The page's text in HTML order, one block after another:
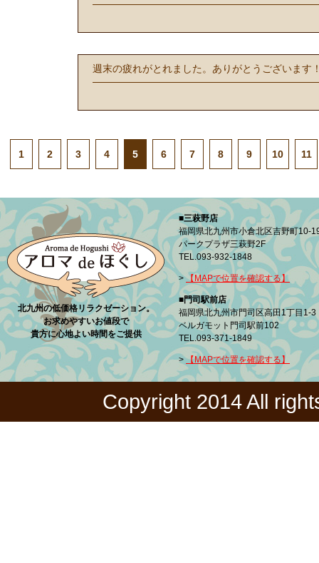
週末の疲れがとれました。ありがとうございます
1 2 3 4 5 6 7 8 9 10 11
北九州の低価格リラクゼーション。
お求めやすいお値段で
貴方に心地よい時間をご提供
■三萩野店
福岡県北九州市小倉北区吉野町10-
パークプラザ三萩野2F
TEL.093-932-1848
>【MAPで位置を確認する】
■門司駅前店
福岡県北九州市門司区高田1丁目1-3
ベルガモット門司駅前102
TEL.093-371-1849
>【MAPで位置を確認する】
Copyright 2014 All